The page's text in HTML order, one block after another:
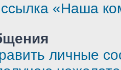
ссылка «Наша
личные